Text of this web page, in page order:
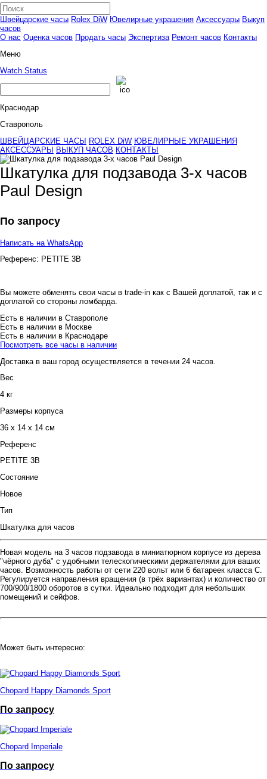
Швейцарские часы Rolex DiW Ювелирные украшения Аксессуары Выкуп
часов
О нас Оценка часов Продать часы Экспертиза Ремонт часов Контакты
Меню
Watch Status
Краснодар
Ставрополь
ШВЕЙЦАРСКИЕ ЧАСЫ
ROLEX DiW ЮВЕЛИРНЫЕ УКРАШЕНИЯ
АКСЕССУАРЫ
ВЫКУП ЧАСОВ КОНТАКТЫ
Шкатулка для подзавода 3-х часов
Paul Design
По запросу
Написать на WhatsApp
Референс: PETITE 3B
Вы можете обменять свои часы в trade-in как с Вашей доплатой, так и с
доплатой со стороны ломбарда.
Есть в наличии в Ставрополе
Есть в наличии в Москве
Есть в наличии в Краснодаре
Посмотреть все часы в наличии
Доставка в ваш город осуществляется в течении 24 часов.
Вес
4 кг
Размеры корпуса
36 х 14 х 14 см
Референс
PETITE 3B
Состояние
Новое
Тип
Шкатулка для часов
Новая модель на 3 часов подзавода в миниатюрном корпусе из дерева
"чёрного дуба" с удобными телескопическими держателями для ваших
часов. Возможность работы от сети 220 вольт или 6 батареек класса С.
Регулируется направления вращения (в трёх вариантах) и количество от
700/900/1800 оборотов в сутки. Идеально подходит для небольших
помещений и сейфов.
Может быть интересно:
Chopard Happy Diamonds Sport
По запросу
Chopard Imperiale
По запросу